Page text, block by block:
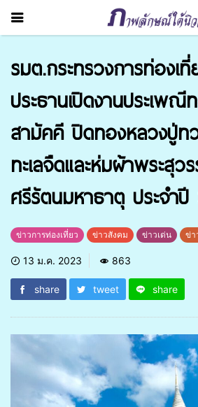
รมต.กระทรวงการท่องเ
ประธานเปิดงานประเพณี
สามัคคี ปิดทองหลวงปู่ท
ทะเลจืดและห่มผ้าพระสุ
ศรีรัตนมหาธาตุ ประจำปี
ข่าวการท่องเที่ยว ข่าวสังคม ข่าวเด่น ข่า
13 ม.ค. 2023 863
share tweet share